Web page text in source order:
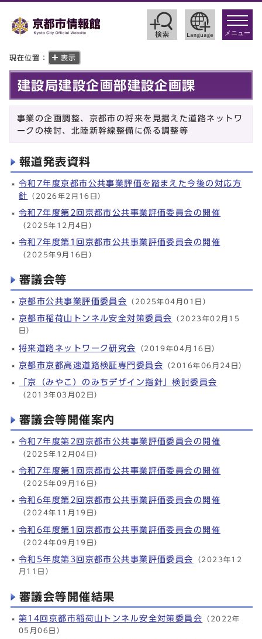
toggle
メニュー
現在位置： 表示
建設局建設企画部建設企画課
事業の企画調整、京都市の将来を見据えた道路ネットワ
ークの検討、北陸新幹線整備に係る調整等
報道発表資料
令和7年度京都市公共事業評価を踏まえた今後の対応方
針
（2026年2月16日）
令和7年度第2回京都市公共事業評価委員会の開催
（2025年12月4日）
令和7年度第1回京都市公共事業評価委員会の開催
（2025年9月16日）
審議会等
京都市公共事業評価委員会 （2025年04月01日）
京都市稲荷山トンネル安全対策委員会 （2023年02月15
日）
将来道路ネットワーク研究会
（2019年04月16日）
京都市京都高速道路検証専門委員会 （2016年06月24日）
「京（みやこ）のみちデザイン指針」検討委員会
（2013年03月02日）
審議会等開催案内
令和7年度第2回京都市公共事業評価委員会の開催
（2025年12月04日）
令和7年度第1回京都市公共事業評価委員会の開催
（2025年09月16日）
令和6年度第2回京都市公共事業評価委員会の開催
（2024年11月19日）
令和6年度第1回京都市公共事業評価委員会の開催
（2024年09月19日）
令和5年度第3回京都市公共事業評価委員会 （2023年12
月11日）
審議会等開催結果
第14回京都市稲荷山トンネル安全対策委員会 （2022年
05月06日）